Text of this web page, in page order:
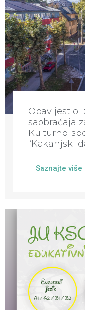
Obavijest o
saobraćaja
Kulturno-
“Kakanjski
Saznajte više